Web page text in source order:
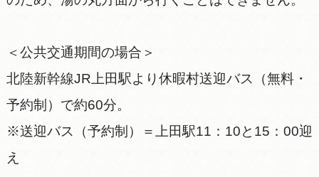
＜公共交通期間の場合＞
北陸新幹線JR上田駅より休暇村送迎バス（無料・
予約制）で約60分。
※送迎バス（予約制）＝上田駅11：10と15：00迎
え